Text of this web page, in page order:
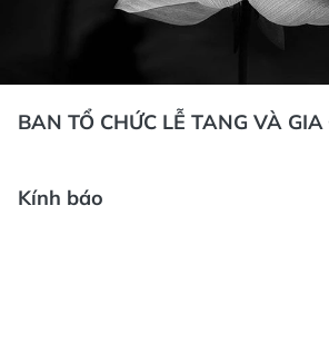
BAN TỔ CHỨC LỄ TANG VÀ
Kính báo